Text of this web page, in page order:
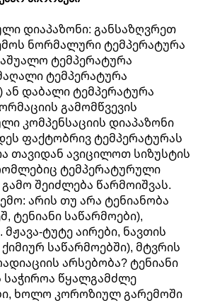
დიაპაზონი: განსაზღვრეთ
ნორმალური ტემპერატურა
ტემპერატურა
ტემპერატურა
ან დაბალი ტემპერატურა
გამომწვევის
კომპენსაციის დიაპაზონი
ფაქტობრივ ტემპერატურას
თავიდან ავიცილოთ სიზუსტის
ტემპერატურული
შეიძლება წარმოიშვას.
არის თუ არა ტენიანობა
ტენიანი საწარმოები),
მჟავა-ტუტე აირები, ნავთის
საწარმოებში), მტვრის
არსებობა? ტენიანი
საჭიროა წყალგამძლე
ხოლო კოროზიულ გარემოში